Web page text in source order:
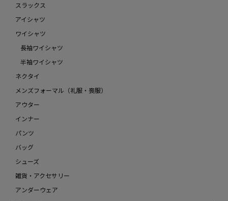
スラックス
アイシャツ
ワイシャツ
長袖ワイシャツ
半袖ワイシャツ
ネクタイ
メンズフォーマル（礼服・喪服）
アウター
インナー
パンツ
バッグ
シューズ
雑貨・アクセサリー
アンダーウェア